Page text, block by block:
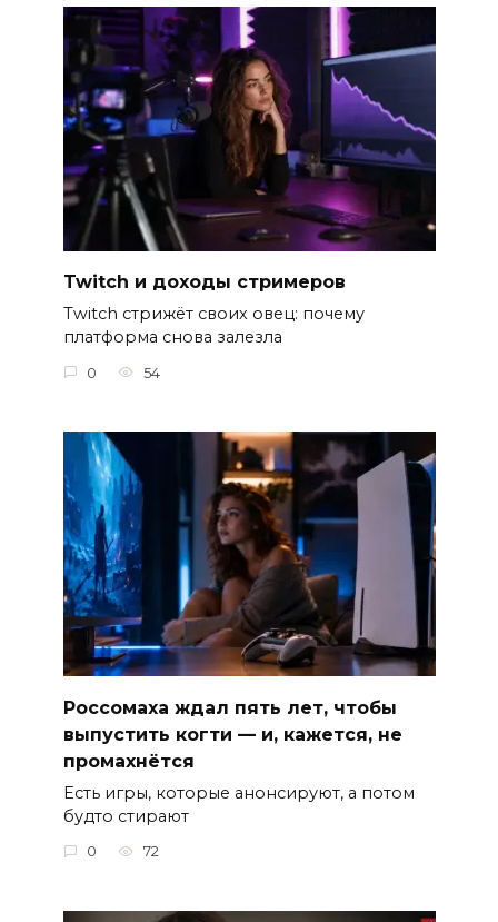
Twitch и доходы стримеров
Twitch стрижёт своих овец: почему
платформа снова залезла
0 54
Россомаха ждал пять лет, чтобы
выпустить когти — и, кажется, не
промахнётся
Есть игры, которые анонсируют, а потом
будто стирают
0 72